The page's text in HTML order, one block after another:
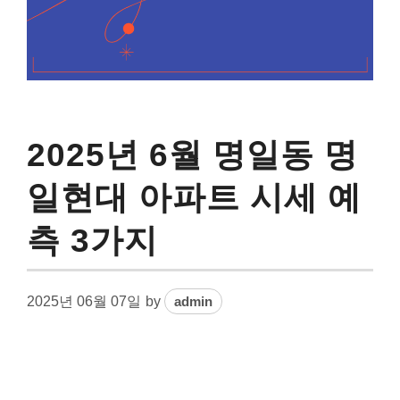
2025년 6월 명일동 명
일현대 아파트 시세 예
측 3가지
2025년 06월 07일 by admin